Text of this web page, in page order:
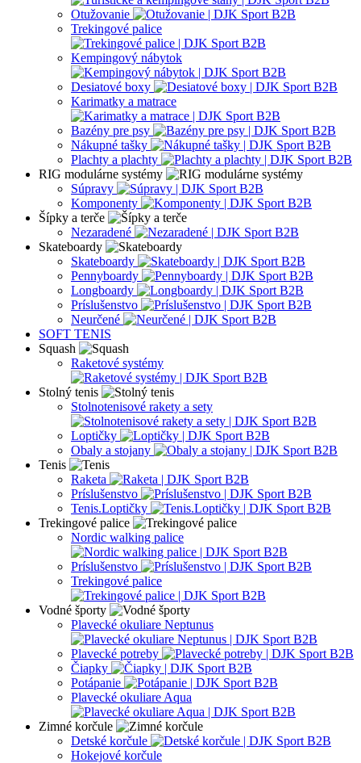
Otužovanie
Trekingové palice
Kempingový nábytok
Desiatové boxy
Karimatky a matrace
Bazény pre psy
Nákupné tašky
Plachty a plachty
RIG modulárne systémy
Súpravy
Komponenty
Šípky a terče
Nezaradené
Skateboardy
Skateboardy
Pennyboardy
Longboardy
Príslušenstvo
Neurčené
SOFT TENIS
Squash
Raketové systémy
Stolný tenis
Stolnotenisové rakety a sety
Loptičky
Obaly a stojany
Tenis
Raketa
Príslušenstvo
Tenis.Loptičky
Trekingové palice
Nordic walking palice
Príslušenstvo
Trekingové palice
Vodné športy
Plavecké okuliare Neptunus
Plavecké potreby
Čiapky
Potápanie
Plavecké okuliare Aqua
Zimné korčule
Detské korčule
Hokejové korčule